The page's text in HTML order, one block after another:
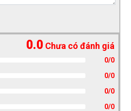
0.0 Chưa có đánh giá
0/0
0/0
0/0
0/0